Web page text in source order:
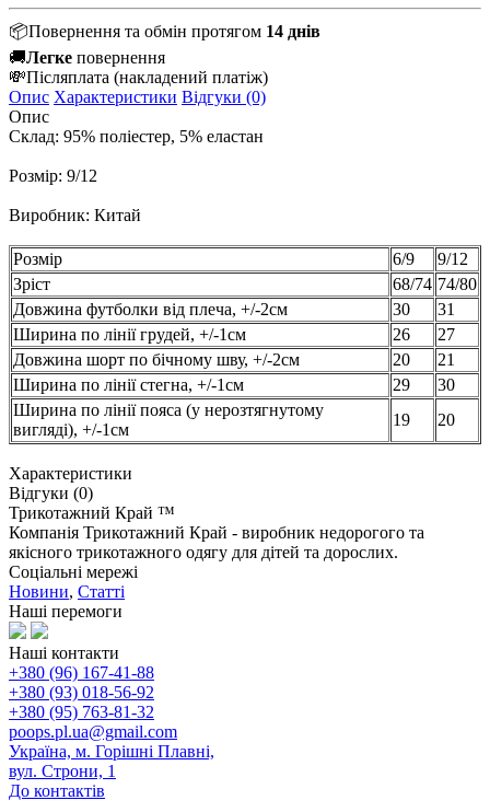
📦Повернення та обмін протягом 14 днів
🚚Легке повернення
💸Післяплата (накладений платіж)
Опис Характеристики Відгуки (0)
Опис
Склад: 95% поліестер, 5% еластан
Розмір: 9/12
Виробник: Китай
Розмір 6/9
9/12
Зріст
68/74 74/80
Довжина футболки від плеча, +/-2см
30
31
Ширина по лінії грудей, +/-1см
26
27
Довжина шорт по бічному шву, +/-2см
20
21
Ширина по лінії стегна, +/-1см
29
30
Ширина по лінії пояса (у нерозтягнутому
вигляді), +/-1см
19 20
Характеристики
Відгуки (0)
Трикотажний Край ™
Компанія Трикотажний Край - виробник недорогого та
якісного трикотажного одягу для дітей та дорослих.
Соціальні мережі
Новини, Статті
Наші перемоги
Наші контакти
+380 (96) 167-41-88
+380 (93) 018-56-92
+380 (95) 763-81-32
poops.pl.ua@gmail.com
Україна, м. Горішні Плавні,
вул. Строни, 1
До контактів